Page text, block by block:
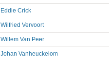
Eddie Crick
Wilfried Vervoort
Willem Van Peer
Johan Vanheuckelom